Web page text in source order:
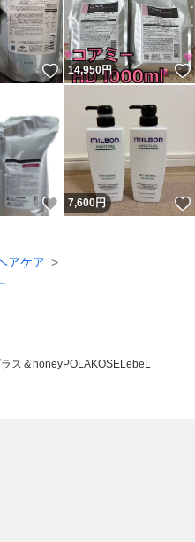
いいね！
14,950円
いいね！
7,600円
アケア
ス ＆honeyPOLAKOSELebeL